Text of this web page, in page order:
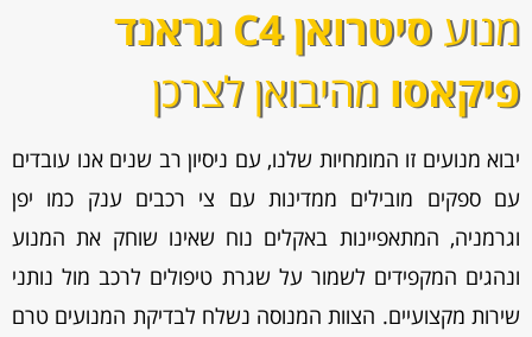
מנוע
סיטרואן C4 גראנד
פיקאסו מהיבואן לצרכן
יבוא מנועים זו המומחיות שלנו, עם ניסיון רב שנים אנו עובדים
עם ספקים מובילים ממדינות עם צי רכבים ענק כמו יפן
וגרמניה, המתאפיינות באקלים נוח שאינו שוחק את המנוע
ונהגים המקפידים לשמור על שגרת טיפולים לרכב מול נותני
שירות מקצועיים. הצוות המנוסה נשלח לבדיקת המנועים טרם